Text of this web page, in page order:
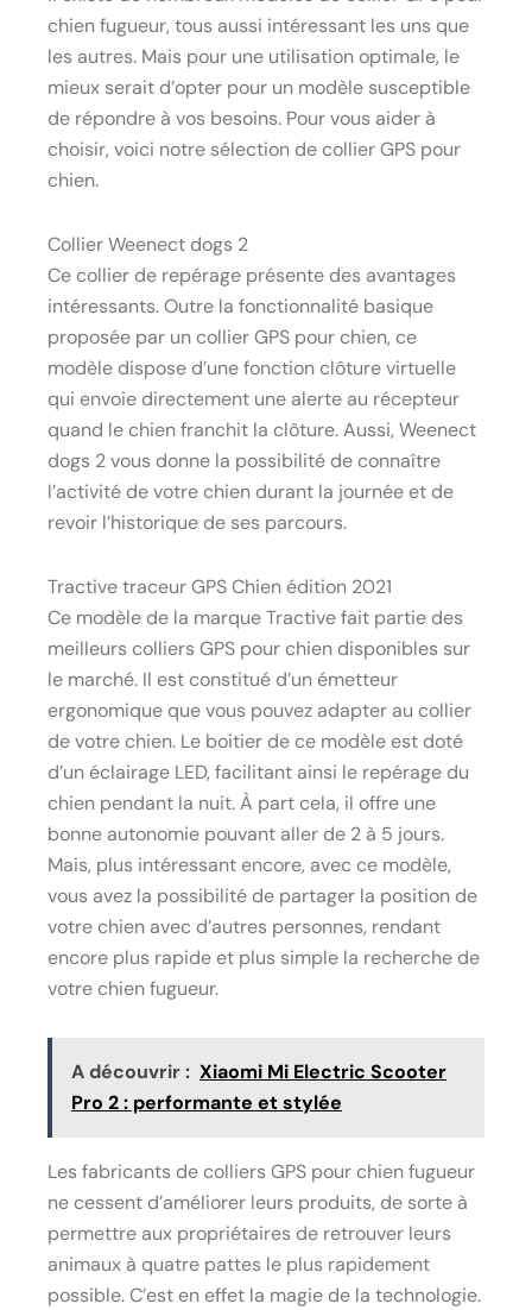
chien fugueur, tous aussi intéressant les uns que
les autres. Mais pour une utilisation optimale, le
mieux serait d’opter pour un modèle susceptible
de répondre à vos besoins. Pour vous aider à
choisir, voici notre sélection de collier GPS pour
chien.
Collier Weenect dogs 2
Ce collier de repérage présente des avantages
intéressants. Outre la fonctionnalité basique
proposée par un collier GPS pour chien, ce
modèle dispose d’une fonction clôture virtuelle
qui envoie directement une alerte au récepteur
quand le chien franchit la clôture. Aussi, Weenect
dogs 2 vous donne la possibilité de connaître
l’activité de votre chien durant la journée et de
revoir l’historique de ses parcours.
Tractive traceur GPS Chien édition 2021
Ce modèle de la marque Tractive fait partie des
meilleurs colliers GPS pour chien disponibles sur
le marché. Il est constitué d’un émetteur
ergonomique que vous pouvez adapter au collier
de votre chien. Le boitier de ce modèle est doté
d’un éclairage LED, facilitant ainsi le repérage du
chien pendant la nuit. À part cela, il offre une
bonne autonomie pouvant aller de 2 à 5 jours.
Mais, plus intéressant encore, avec ce modèle,
vous avez la possibilité de partager la position de
votre chien avec d’autres personnes, rendant
encore plus rapide et plus simple la recherche de
votre chien fugueur.
A découvrir : Xiaomi Mi Electric Scooter
Pro 2 : performante et stylée
Les fabricants de colliers GPS pour chien fugueur
ne cessent d’améliorer leurs produits, de sorte à
permettre aux propriétaires de retrouver leurs
animaux à quatre pattes le plus rapidement
possible. C’est en effet la magie de la technologie.